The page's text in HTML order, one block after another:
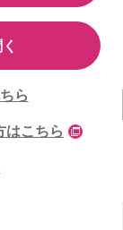
ら
はこちら